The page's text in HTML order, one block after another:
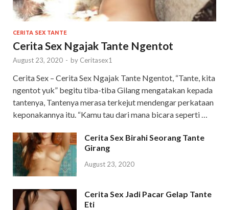
CERITA SEX TANTE
Cerita Sex Ngajak Tante Ngentot
August 23, 2020 - by Ceritasex1
Cerita Sex – Cerita Sex Ngajak Tante Ngentot, “Tante, kita
ngentot yuk” begitu tiba-tiba Gilang mengatakan kepada
tantenya, Tantenya merasa terkejut mendengar perkataan
keponakannya itu. “Kamu tau dari mana bicara seperti …
Cerita Sex Birahi Seorang Tante
Girang
August 23, 2020
Cerita Sex Jadi Pacar Gelap Tante
Eti